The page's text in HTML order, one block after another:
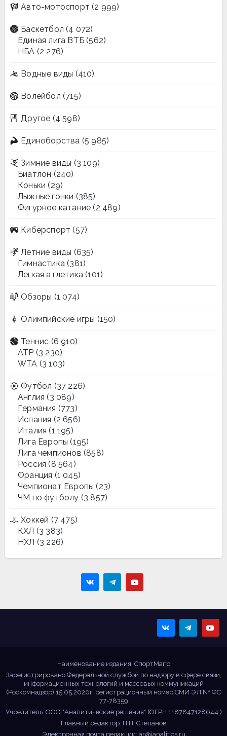
Авто-мотоспорт (2 999)
Баскетбол (4 072)
Единая лига ВТБ (562)
НБА (2 276)
Водные виды (410)
Волейбол (715)
Другое (4 598)
Единоборства (5 985)
Зимние виды (3 109)
Биатлон (240)
Коньки (29)
Лыжные гонки (385)
Фигурное катание (2 489)
Киберспорт (57)
Летние виды (635)
Гимнастика (381)
Легкая атлетика (101)
Обзоры (1 074)
Олимпийские игры (150)
Теннис (6 910)
ATP (3 230)
WTA (3 103)
Футбол (37 226)
Англия (3 089)
Германия (773)
Испания (2 656)
Италия (1 195)
Лига Европы (195)
Лига чемпионов (858)
Россия (8 564)
Франция (1 045)
Чемпионат Европы (23)
ЧМ по футболу (3 857)
Хоккей (7 475)
КХЛ (3 383)
НХЛ (3 226)
Наименование издания: СпортМапс
Зарегистрировано Федеральной службой по надзору в сфере связи,
информационных технологий и массовых коммуникаций
(Роскомнадзор) 15.05.2020г. регистрационный номер СМИ ЭЛ № ФС
77-78359
Учредитель: ООО "Аналитические решения" (ОГРН 1187847128644 )
Главный редактор: П.Н. Степанов
Электронная почта редакции: ar@ianalitics.ru